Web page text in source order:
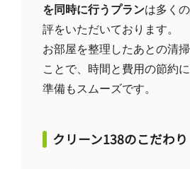
を同時に行うプランは多く
評をいただいております。
お部屋を整理したあとの清
ことで、時間と費用の節約
準備もスムーズです。
クリーン138のこだわり